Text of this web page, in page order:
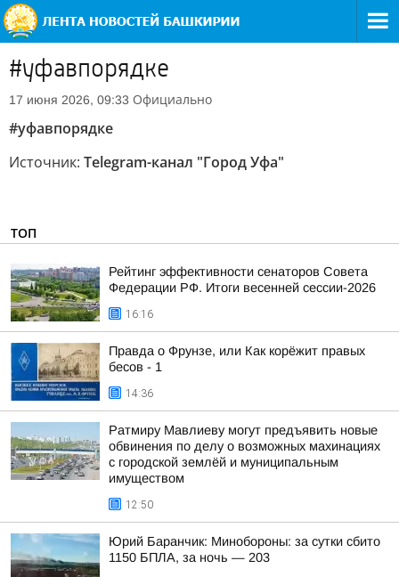
#уфавпорядке
17 июня 2026, 09:33 Официально
#уфавпорядке
Источник: Telegram-канал "Город Уфа"
ТОП
Рейтинг эффективности сенаторов Совета
Федерации РФ. Итоги весенней сессии-2026
16:16
Правда о Фрунзе, или Как корёжит правых
бесов - 1
14:36
Ратмиру Мавлиеву могут предъявить новые
обвинения по делу о возможных махинациях
с городской землёй и муниципальным
имуществом
12:50
Юрий Баранчик: Минобороны: за сутки сбито
1150 БПЛА, за ночь — 203